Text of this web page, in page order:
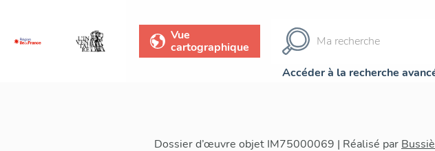
Vue
cartographique
Accéder à la recherche
Dossier d’œuvre objet IM75000069 | Réalisé par